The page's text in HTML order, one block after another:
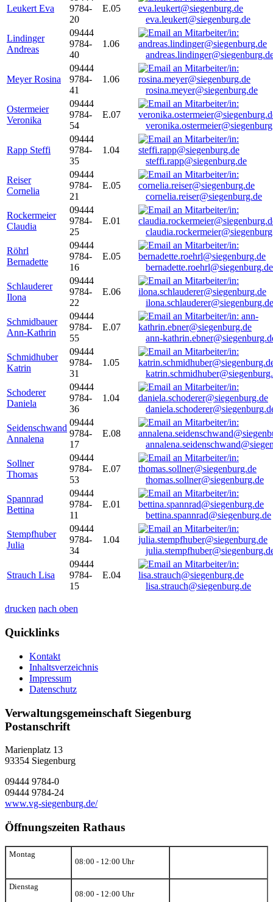
Leukert Eva
9784-
20
E.05
eva.leukert@siegenburg.de
Lindinger
Andreas
09444
9784-
40
1.06
Meyer Rosina
09444
9784-
41
1.06
rosina.meyer@siegenburg.de
Ostermeier
Veronika
09444
9784-
54
E.07
Rapp Steffi
09444
9784-
35
1.04
steffi.rapp@siegenburg.de
Reiser
Cornelia
09444
9784-
21
E.05
cornelia.reiser@siegenburg.de
Rockermeier
Claudia
09444
9784-
25
E.01
Röhrl
Bernadette
09444
9784-
16
E.05
bernadette.roehrl@siegenburg.de
Schlauderer
Ilona
09444
9784-
22
E.06
ilona.schlauderer@siegenburg.de
Schmidbauer
Ann-Kathrin
09444
9784-
55
E.07
ann-
Schmidhuber
Katrin
09444
9784-
31
1.05
Schoderer
Daniela
09444
9784-
36
1.04
Seidenschwand
Annalena
09444
9784-
17
E.08
Sollner
Thomas
09444
9784-
53
E.07
thomas.sollner@siegenburg.de
Spannrad
Bettina
09444
9784-
11
E.01
bettina.spannrad@siegenburg.de
Stempfhuber
Julia
09444
9784-
34
1.04
Strauch Lisa
09444
9784-
15
E.04
lisa.strauch@siegenburg.de
drucken nach oben
Quicklinks
Kontakt
Inhaltsverzeichnis
Impressum
Datenschutz
Verwaltungsgemeinschaft Siegenburg
Postanschrift
Marienplatz 13
93354 Siegenburg
09444 9784-0
09444 9784-24
www.vg-siegenburg.de/
Öffnungszeiten Rathaus
Montag
08:00 - 12:00 Uhr
Dienstag
08:00 - 12:00 Uhr